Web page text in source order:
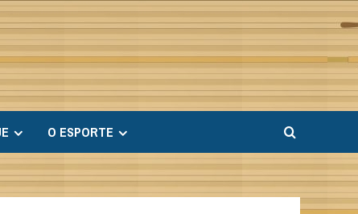
O ESPORTE